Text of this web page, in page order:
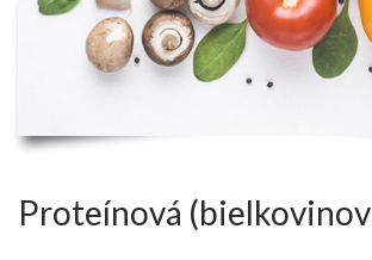
Proteínová